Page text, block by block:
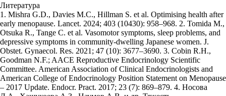
Литература
1. Mishra G.D., Davies M.C., Hillman S. et al. Optimising health after
early menopause. Lancet. 2024; 403 (10430): 958–968. 2. Tomida M.,
Otsuka R., Tange C. et al. Vasomotor symptoms, sleep problems, and
depressive symptoms in community-dwelling Japanese women. J.
Obstet. Gynaecol. Res. 2021; 47 (10): 3677–3690. 3. Cobin R.H.,
Goodman N.F.; AACE Reproductive Endocrinology Scientific
Committee. American Association of Clinical Endocrinologists and
American College of Endocrinology Position Statement on Menopause
– 2017 Update. Endocr. Pract. 2017; 23 (7): 869–879. 4. Носова